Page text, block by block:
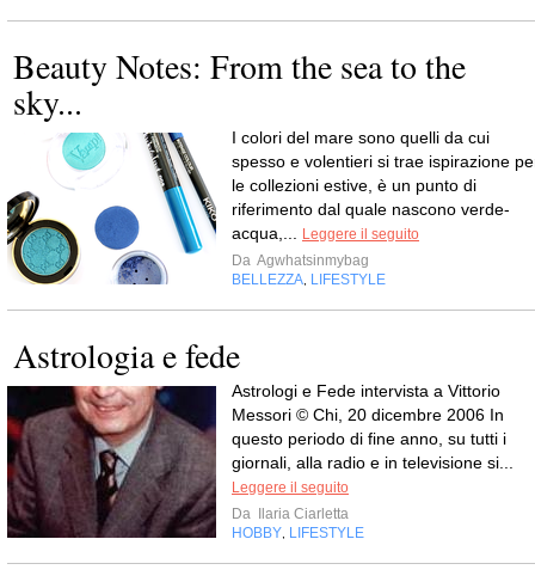
Beauty Notes: From the sea to the
sky...
I colori del mare sono quelli da cui
spesso e volentieri si trae ispirazione
le collezioni estive, è un punto di
riferimento dal quale nascono verde-
acqua,...
Leggere il seguito
Da Agwhatsinmybag
BELLEZZA LIFESTYLE
Astrologia e fede
Astrologi e Fede intervista a Vittorio
Messori © Chi, 20 dicembre 2006 In
questo periodo di fine anno, su tutti i
giornali, alla radio e in televisione si...
Leggere il seguito
Da Ilaria Ciarletta
HOBBY LIFESTYLE